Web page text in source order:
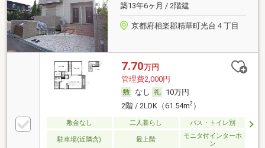
築13年6ヶ月 / 2階建
京都府相楽郡精華町光台４丁目
7.70万円
管理費2,000円
なし
10万円
2階 / 2LDK（61.54m2）
敷金なし 二人暮らし バス・トイレ別
駐車場(近隣含) 最上階
モニタ付インターホ
ン